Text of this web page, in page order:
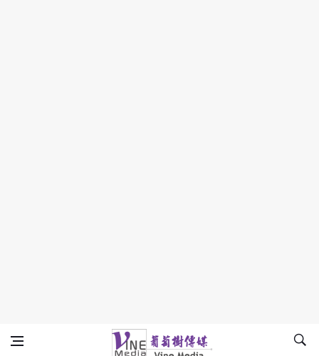
福音
Vine Media
葡萄樹傳媒